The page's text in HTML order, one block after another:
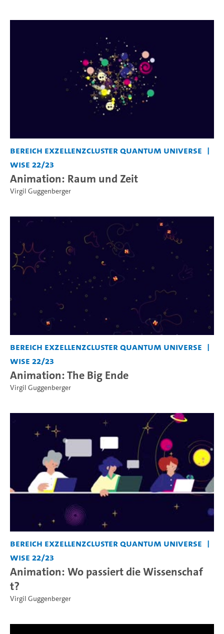
Bereich Exzellenzcluster Quantum Universe
WiSe 22/23
Animation: Raum und Zeit
Virgil Guggenberger
Bereich Exzellenzcluster Quantum Universe
WiSe 22/23
Animation: The Big Ende
Virgil Guggenberger
Bereich Exzellenzcluster Quantum Universe
WiSe 22/23
Animation: Wo passiert die Wissenschaf
t?
Virgil Guggenberger